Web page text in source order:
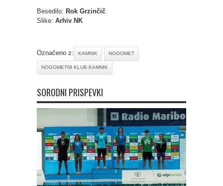
Besedilo: Rok Grzinčič
Slike: Arhiv NK
Označeno z: KAMNIK NOGOMET
NOGOMETNI KLUB KAMNIK
SORODNI PRISPEVKI